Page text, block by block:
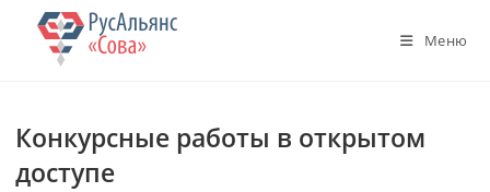
Перейти
содержимому
Меню
Конкурсные работы в открытом
доступе